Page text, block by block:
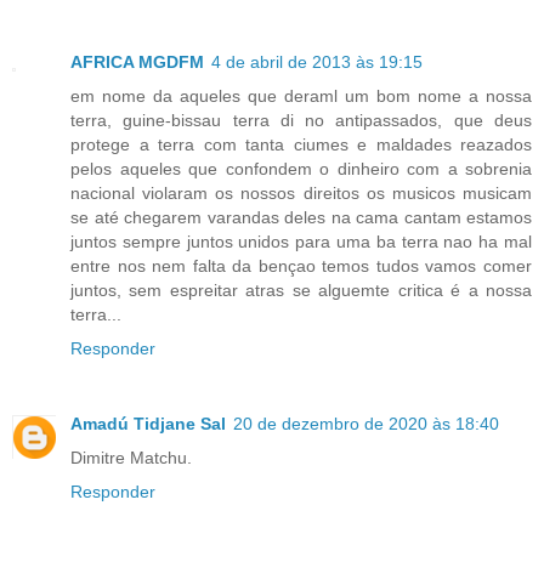
AFRICA MGDFM 4 de abril de 2013 às 19:15
em nome da aqueles que deraml um bom nome a nossa
terra, guine-bissau terra di no antipassados, que deus
protege a terra com tanta ciumes e maldades reazados
pelos aqueles que confondem o dinheiro com a sobrenia
nacional violaram os nossos direitos os musicos musicam
se até chegarem varandas deles na cama cantam estamos
juntos sempre juntos unidos para uma ba terra nao ha mal
entre nos nem falta da bençao temos tudos vamos comer
juntos, sem espreitar atras se alguemte critica é a nossa
terra...
Responder
Amadú Tidjane Sal 20 de dezembro de 2020 às 18:40
Dimitre Matchu.
Responder